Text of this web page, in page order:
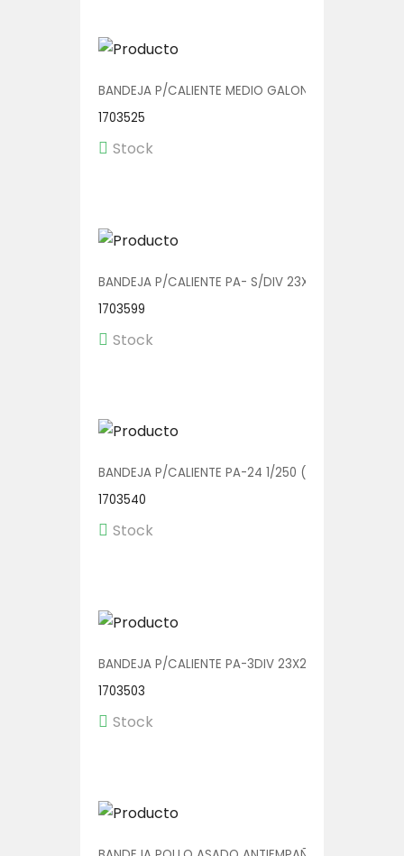
BANDEJA P/CALIENTE MEDIO GALON V01016 1/200
1703525
Stock
BANDEJA P/CALIENTE PA- S/DIV 23X20 1/150
1703599
Stock
BANDEJA P/CALIENTE PA-24 1/250 (BOWL C/TAPA)
1703540
Stock
BANDEJA P/CALIENTE PA-3DIV 23X20 1/150
1703503
Stock